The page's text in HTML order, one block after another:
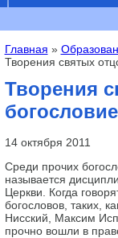
Вы здесь
Главная »
Творения святых
Творения
14 октября 2011
Среди прочих
называется
Церкви. Когда
богословов, таких,
Нисский, Максим
прочно вошли в